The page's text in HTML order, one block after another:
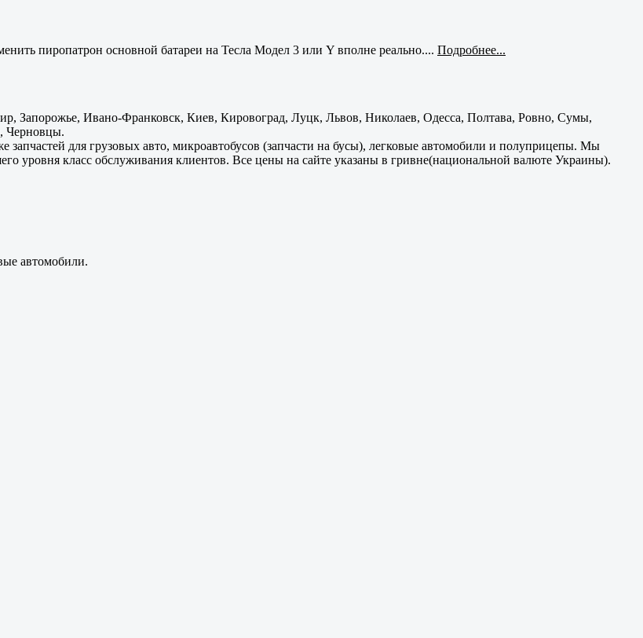
пиропатрон основной батареи на Тесла Модел 3 или Y вполне реально.... Подробнее...
Запорожье, Ивано-Франковск, Киев, Кировоград, Луцк, Львов, Николаев, Одесса, Полтава, Ровно, Сумы,
Черновцы.
запчастей для грузовых авто, микроавтобусов (запчасти на бусы), легковые автомобили и полуприцепы. Мы
уровня класс обслуживания клиентов. Все цены на сайте указаны в гривне(национальной валюте Украины).
автомобили.